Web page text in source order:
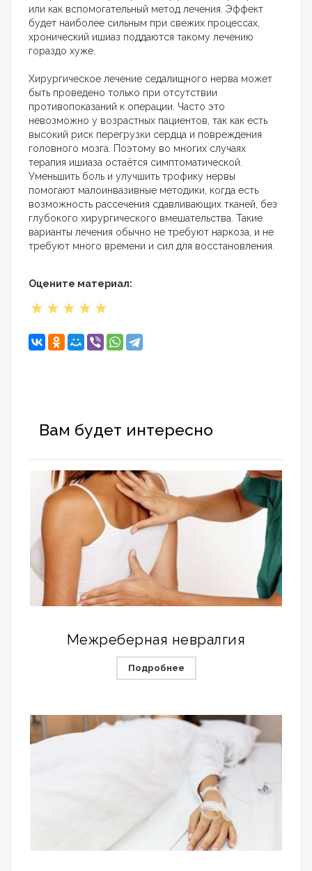
или как вспомогательный метод лечения. Эффект
будет наиболее сильным при свежих процессах,
хронический ишиаз поддаются такому лечению
гораздо хуже.
Хирургическое лечение седалищного нерва может
быть проведено только при отсутствии
противопоказаний к операции. Часто это
невозможно у возрастных пациентов, так как есть
высокий риск перегрузки сердца и повреждения
головного мозга. Поэтому во многих случаях
терапия ишиаза остаётся симптоматической.
Уменьшить боль и улучшить трофику нервы
помогают малоинвазивные методики, когда есть
возможность рассечения сдавливающих тканей, без
глубокого хирургического вмешательства. Такие
варианты лечения обычно не требуют наркоза, и не
требуют много времени и сил для восстановления.
Оцените материал:
Вам будет интересно
Межреберная невралгия
Подробнее